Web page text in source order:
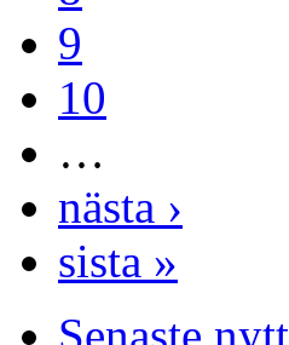
9
10
…
nästa ›
sista »